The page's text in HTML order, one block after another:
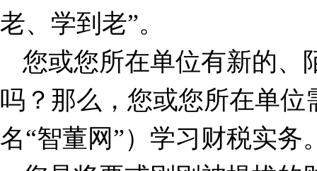
老、学到老”。
您或您所在单位有新的、
吗？那么，您或您所在单
名“智董网”）学习财税实务